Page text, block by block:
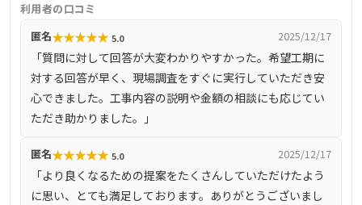
任を持って施工を行っています。また、しつこい営業を一
切行わず、お客様のご要望に沿った最善の提案を心掛けて
います。
利用者の口コミ
匿名★★★★★ 5.0 2025/12/17
「質問に対して回答が大変わかりやすかった。希望工期に
対する回答が早く、現場調査をすぐに実行していただき安
心できました。工事内容の説明や金額の相談にも応じてい
ただき助かりました。」
匿名★★★★★ 5.0 2025/12/17
「より良くなるための提案をたくさんしていただけたよう
に思い、とても満足しております。ありがとうございまし